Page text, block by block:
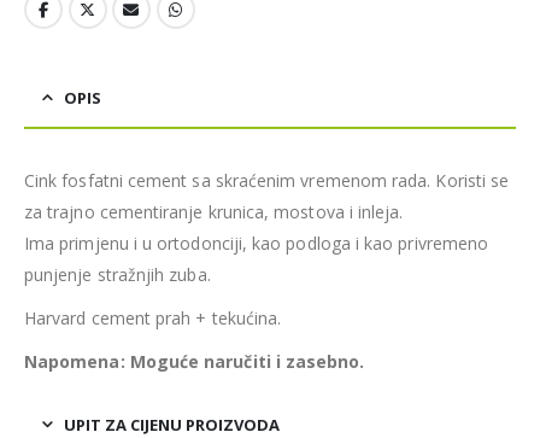
OPIS
Cink fosfatni cement sa skraćenim vremenom rada. Koristi se
za trajno cementiranje krunica, mostova i inleja.
Ima primjenu i u ortodonciji, kao podloga i kao privremeno
punjenje stražnjih zuba.
Harvard cement prah + tekućina.
Napomena: Moguće naručiti i zasebno.
UPIT ZA CIJENU PROIZVODA